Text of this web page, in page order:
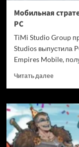
Мобильная
PC
TiMi Studio Group
Studios выпустила
Empires Mobile,
Читать далее
стратегия
Age
of
Empires